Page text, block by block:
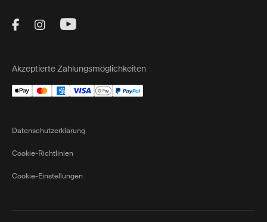
Visit Thule on Facebook (external link)
Visit Thule on Instagram (external link)
Visit Thule on Youtube (external
Akzeptierte Zahlungsmöglichkeiten
Datenschutzerklärung
Cookie-Richtlinien
Cookie-Einstellungen